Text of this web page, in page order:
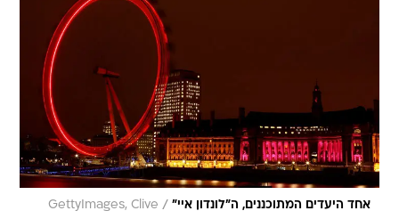
אחד היעדים המתוכננים, ה"לונדון איי" /
GettyImages, Clive